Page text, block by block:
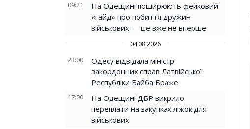
09:21
На Одещині поширюють фейковий
«гайд» про побиття дружин
військових — це вже не вперше
04.08.2026
23:00
Одесу відвідала міністр
закордонних справ Латвійської
Республіки Байба Браже
17:00
На Одещині ДБР викрило
переплати на закупках ліжок для
військових